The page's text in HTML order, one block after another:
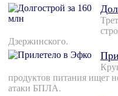
Дзержинского.
продуктов питания ищет
атаки БПЛА.